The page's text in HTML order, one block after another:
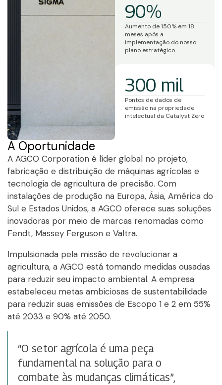
90%
Aumento de 150% em 18
meses após a
implementação do nosso
plano estratégico.
300 mil
Pontos de dados de
emissão na propriedade
intelectual da Catalyst Zero
A Oportunidade
A AGCO Corporation é líder global no projeto,
fabricação e distribuição de máquinas agrícolas e
tecnologia de agricultura de precisão. Com
instalações de produção na Europa, Ásia, América do
Sul e Estados Unidos, a AGCO oferece suas soluções
inovadoras por meio de marcas renomadas como
Fendt, Massey Ferguson e Valtra.
Impulsionada pela missão de revolucionar a
agricultura, a AGCO está tomando medidas ousadas
para reduzir seu impacto ambiental. A empresa
estabeleceu metas ambiciosas de sustentabilidade
para reduzir suas emissões de Escopo 1 e 2 em 55%
até 2033 e 90% até 2050.
“O setor agrícola é uma peça
fundamental na solução para o
combate às mudanças climáticas”,